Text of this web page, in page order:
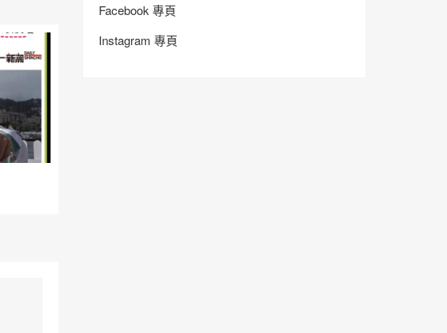
Facebook 專頁
Instagram 專頁